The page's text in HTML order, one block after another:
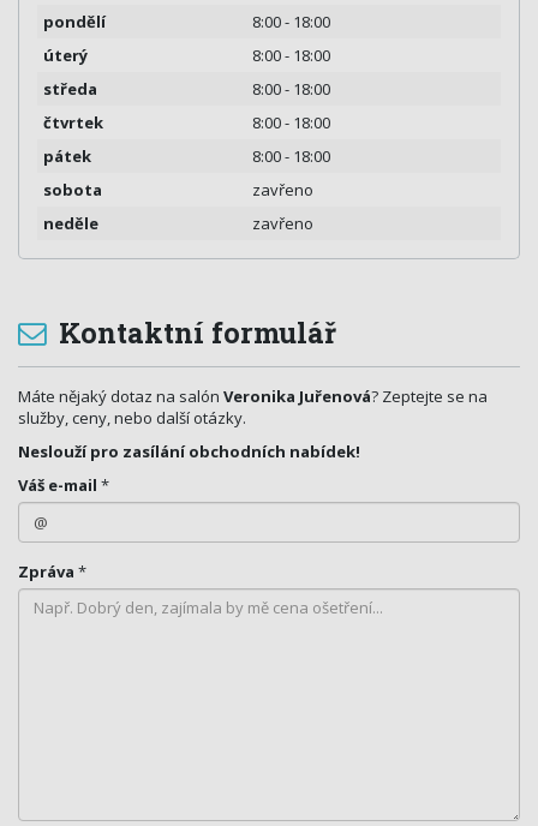
pondělí
8:00 - 18:00
úterý
8:00 - 18:00
středa
8:00 - 18:00
čtvrtek
8:00 - 18:00
pátek
8:00 - 18:00
sobota
zavřeno
neděle
zavřeno
Kontaktní formulář
Máte nějaký dotaz na salón Veronika Juřenová? Zeptejte se na
služby, ceny, nebo další otázky.
Neslouží pro zasílání obchodních nabídek!
Váš e-mail *
Zpráva *